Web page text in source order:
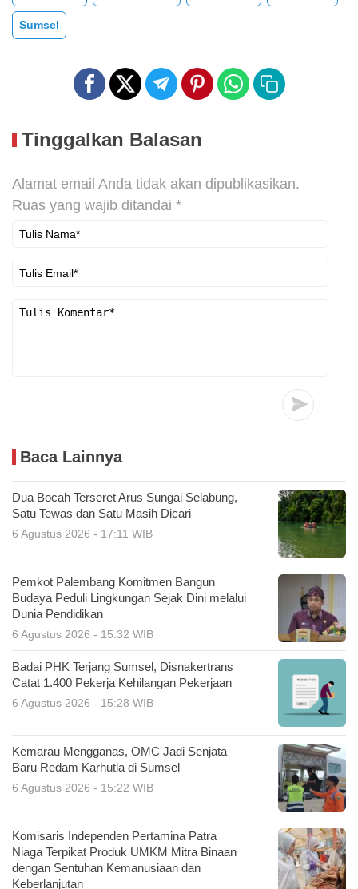
Sumsel
Tinggalkan Balasan
Alamat email Anda tidak akan dipublikasikan.
Ruas yang wajib ditandai *
Baca Lainnya
Dua Bocah Terseret Arus Sungai Selabung,
Satu Tewas dan Satu Masih Dicari
6 Agustus 2026 - 17:11 WIB
Pemkot Palembang Komitmen Bangun
Budaya Peduli Lingkungan Sejak Dini melalui
Dunia Pendidikan
6 Agustus 2026 - 15:32 WIB
Badai PHK Terjang Sumsel, Disnakertrans
Catat 1.400 Pekerja Kehilangan Pekerjaan
6 Agustus 2026 - 15:28 WIB
Kemarau Mengganas, OMC Jadi Senjata
Baru Redam Karhutla di Sumsel
6 Agustus 2026 - 15:22 WIB
Komisaris Independen Pertamina Patra
Niaga Terpikat Produk UMKM Mitra Binaan
dengan Sentuhan Kemanusiaan dan
Keberlanjutan